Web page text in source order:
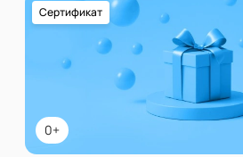
0+
Сертификат